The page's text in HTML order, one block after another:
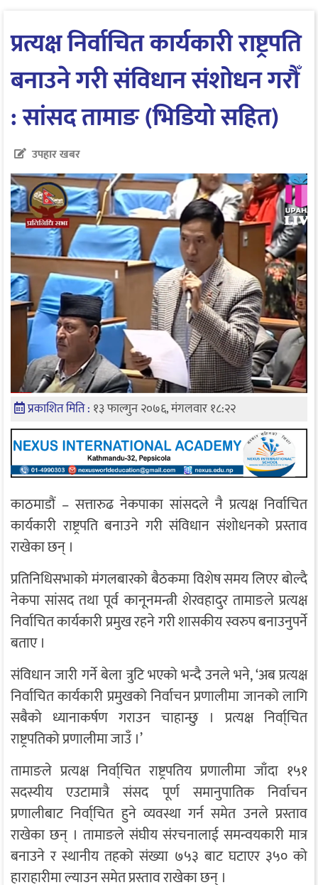
प्रत्यक्ष निर्वाचित कार्यकारी राष्ट्रपति
बनाउने गरी संविधान संशोधन गरौँ
: सांसद तामाङ (भिडियो सहित)
उपहार खबर
प्रकाशित मिति : १३ फाल्गुन २०७६, मंगलवार १८:२२
काठमाडौं – सत्तारुढ नेकपाका सांसदले नै प्रत्यक्ष निर्वाचित
कार्यकारी राष्ट्रपति बनाउने गरी संविधान संशोधनको प्रस्ताव
राखेका छन् ।
प्रतिनिधिसभाको मंगलबारको बैठकमा विशेष समय लिएर बोल्दै
नेकपा सांसद तथा पूर्व कानूनमन्त्री शेरवहादुर तामाङले प्रत्यक्ष
निर्वाचित कार्यकारी प्रमुख रहने गरी शासकीय स्वरुप बनाउनुपर्ने
बताए ।
संविधान जारी गर्ने बेला त्रुटि भएको भन्दै उनले भने, ‘अब प्रत्यक्ष
निर्वाचित कार्यकारी प्रमुखको निर्वाचन प्रणालीमा जानको लागि
सबैको ध्यानाकर्षण गराउन चाहान्छु । प्रत्यक्ष निर्वा्चित
राष्ट्रपतिको प्रणालीमा जाउँ ।’
तामाङले प्रत्यक्ष निर्वा्चित राष्ट्रपतिय प्रणालीमा जाँदा १५१
सदस्यीय एउटामात्रै संसद पूर्ण समानुपातिक निर्वाचन
प्रणालीबाट निर्वा्चित हुने व्यवस्था गर्न समेत उनले प्रस्ताव
राखेका छन् । तामाङले संघीय संरचनालाई समन्वयकारी मात्र
बनाउने र स्थानीय तहको संख्या ७५३ बाट घटाएर ३५० को
हाराहारीमा ल्याउन समेत प्रस्ताव राखेका छन् ।